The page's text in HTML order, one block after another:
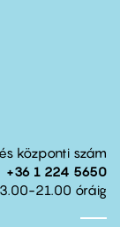
központi szám
+36 1 224 5650
21.00 óráig